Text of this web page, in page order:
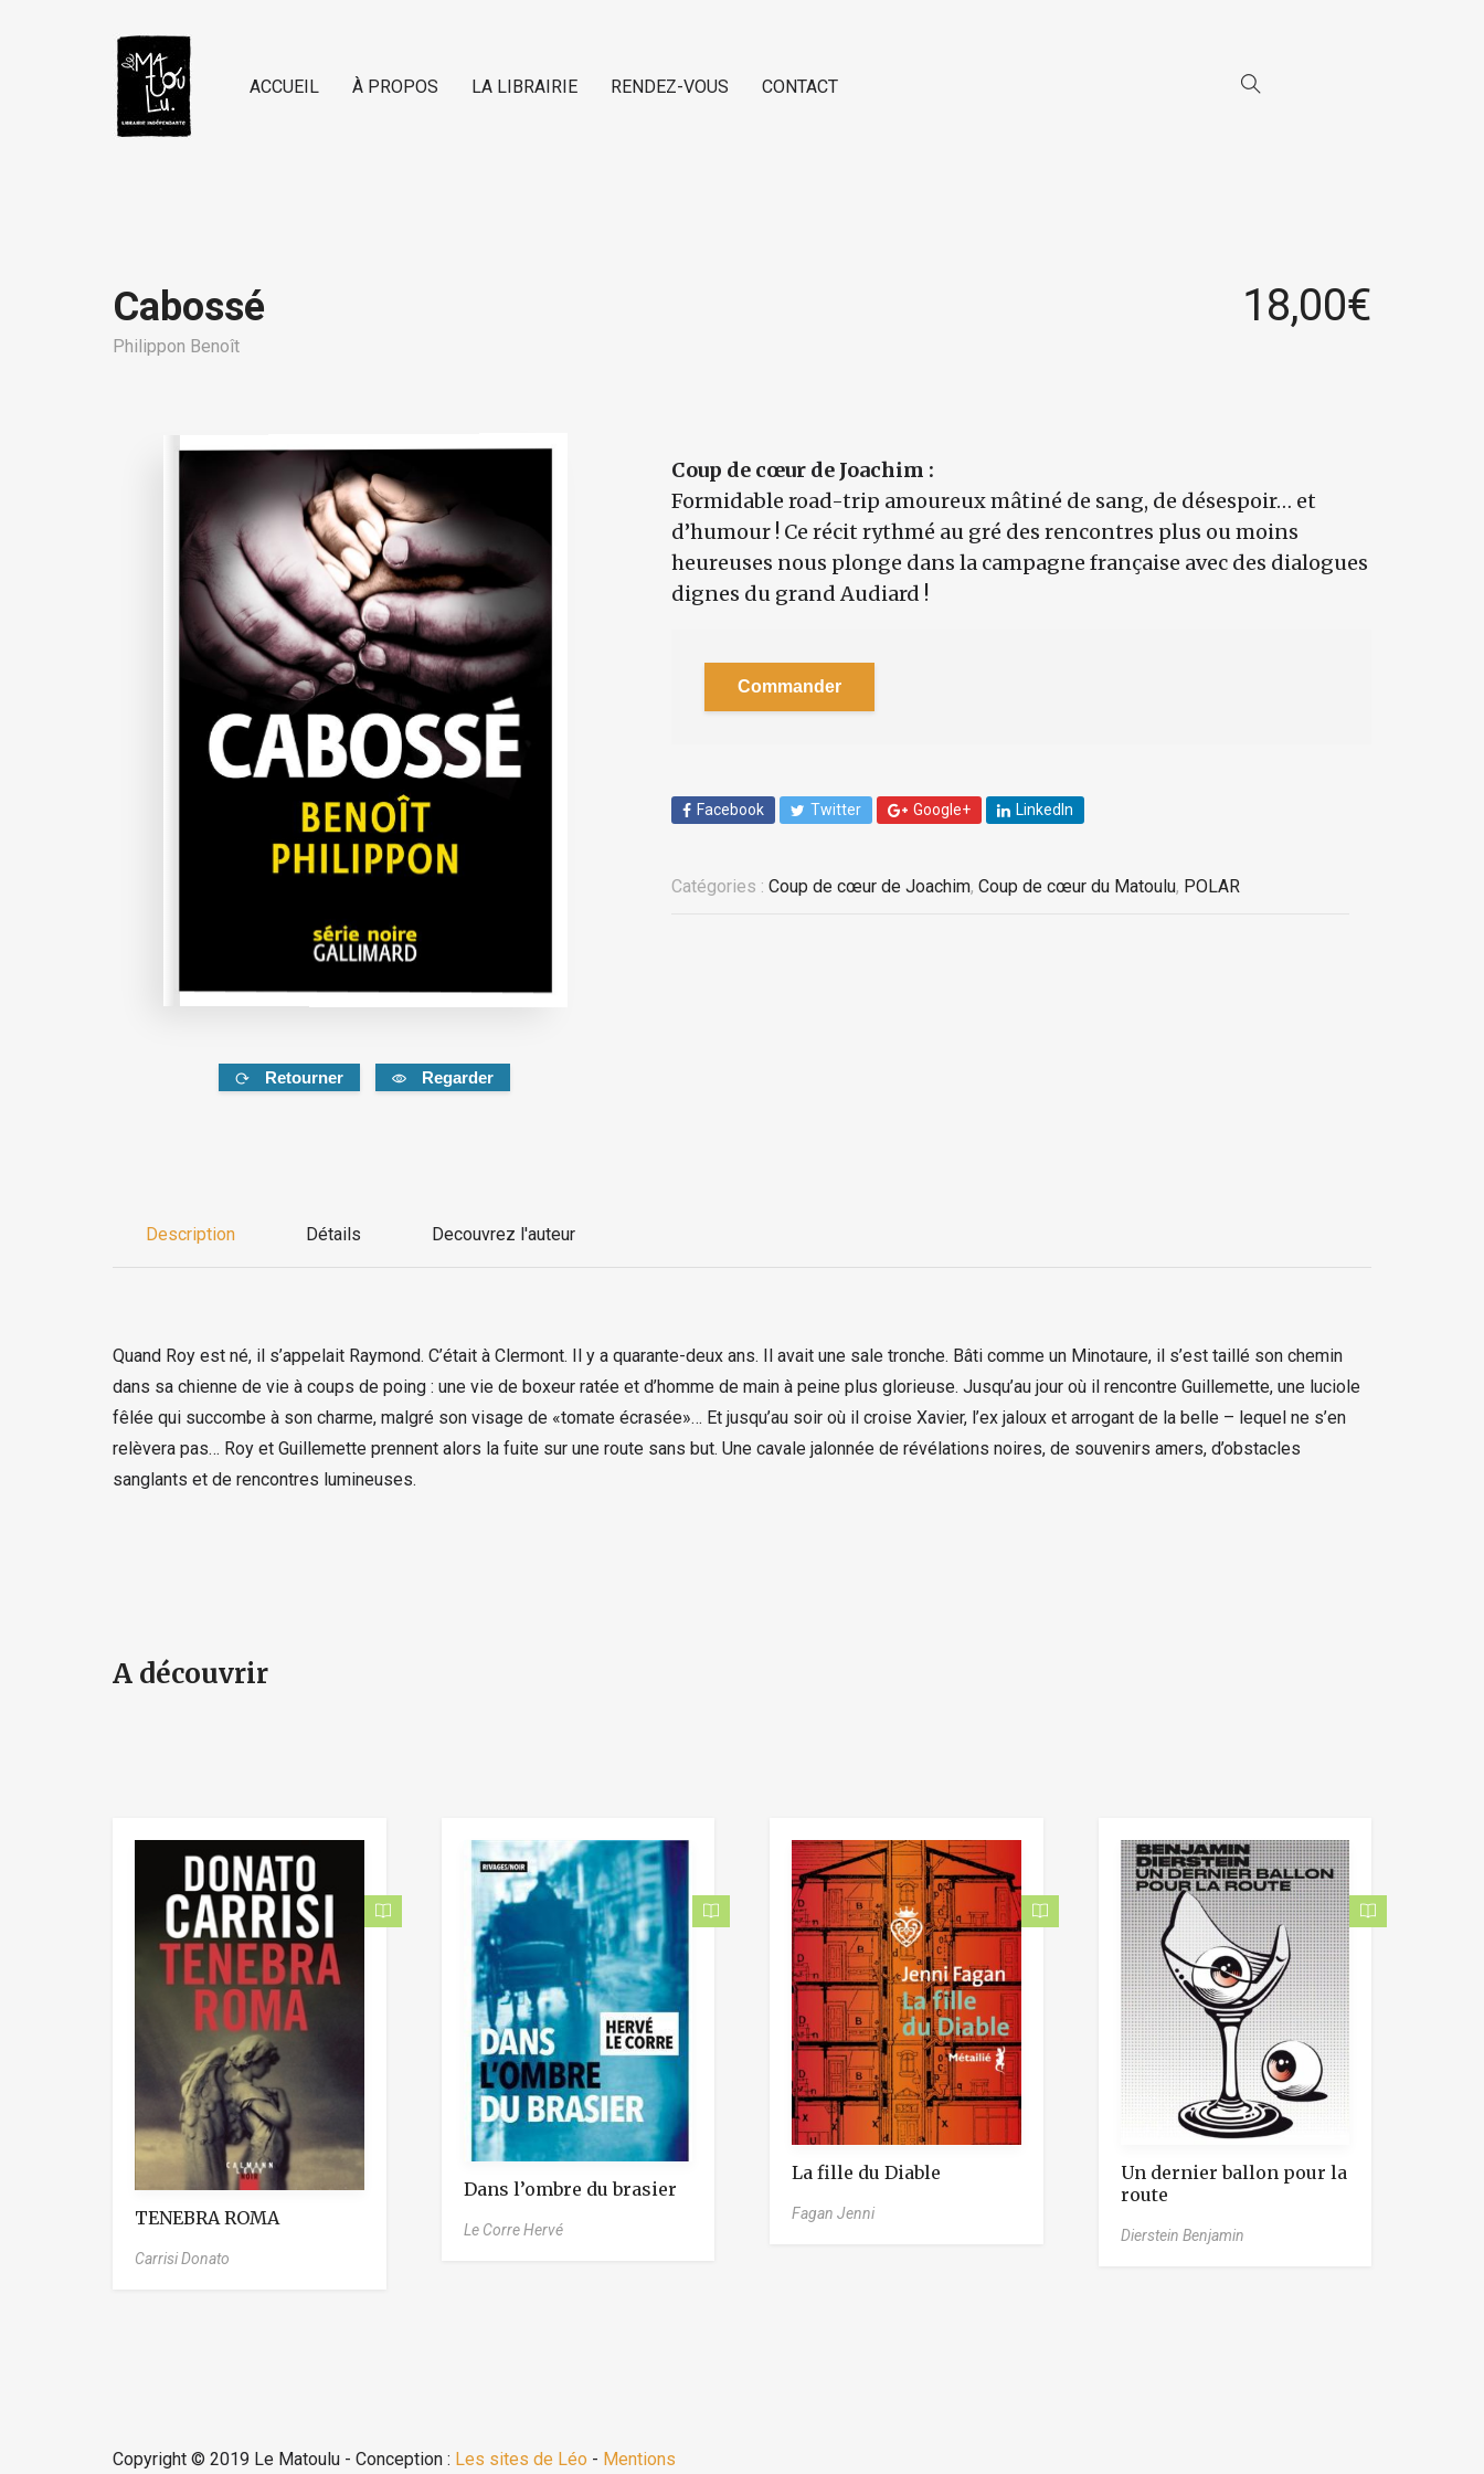
ACCUEIL À PROPOS LA LIBRAIRIE RENDEZ-VOUS CONTACT
Cabossé
Philippon Benoît
18,00€
Retourner Regarder
Coup de cœur de Joachim :
Formidable road-trip amoureux mâtiné de sang, de désespoir… et
d’humour ! Ce récit rythmé au gré des rencontres plus ou moins
heureuses nous plonge dans la campagne française avec des dialogues
dignes du grand Audiard !
Commander
Facebook Twitter Google+ LinkedIn
Catégories : Coup de cœur de Joachim, Coup de cœur du Matoulu, POLAR
Description Détails Decouvrez l'auteur
Quand Roy est né, il s’appelait Raymond. C’était à Clermont. Il y a quarante-deux ans. Il avait une sale tronche. Bâti comme un Minotaure, il s’est taillé son chemin
dans sa chienne de vie à coups de poing : une vie de boxeur ratée et d’homme de main à peine plus glorieuse. Jusqu’au jour où il rencontre Guillemette, une luciole
fêlée qui succombe à son charme, malgré son visage de «tomate écrasée»… Et jusqu’au soir où il croise Xavier, l’ex jaloux et arrogant de la belle – lequel ne s’en
relèvera pas… Roy et Guillemette prennent alors la fuite sur une route sans but. Une cavale jalonnée de révélations noires, de souvenirs amers, d’obstacles
sanglants et de rencontres lumineuses.
A découvrir
TENEBRA ROMA
Carrisi Donato
Dans l’ombre du brasier
Le Corre Hervé
La fille du Diable
Fagan Jenni
Un dernier ballon pour la
route
Dierstein Benjamin
Copyright © 2019 Le Matoulu - Conception : Les sites de Léo - Mentions